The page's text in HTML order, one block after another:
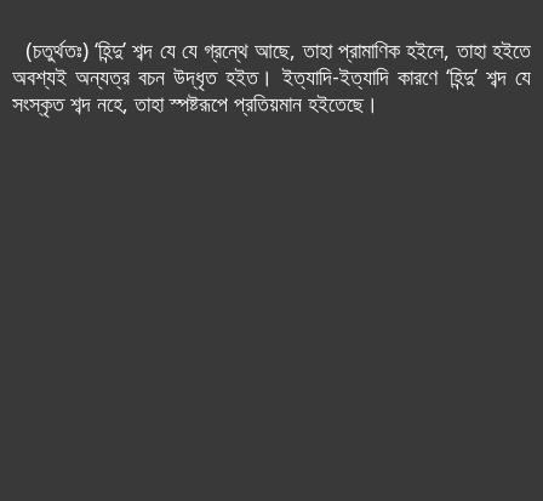
(চতুর্থতঃ) ‘হিন্দু’ শব্দ যে যে গ্রন্থে আছে, তাহা প্রামাণিক হ‌ইলে, তাহা হ‌ইতে
অবশ্যই অন্যত্র বচন উদ্ধৃত হ‌ইত। ইত্যাদি-ইত্যাদি কারণে ‘হিন্দু’ শব্দ যে
সংস্কৃত শব্দ নহে, তাহা স্পষ্টরূপে প্রতিয়মান হ‌ইতেছে।